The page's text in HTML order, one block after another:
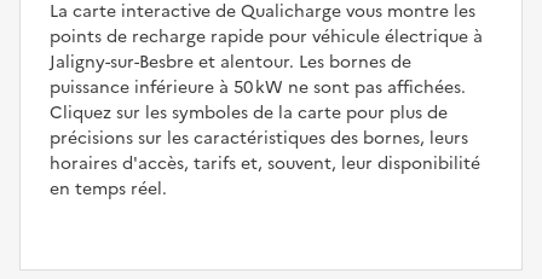
La carte interactive de Qualicharge vous montre les
points de recharge rapide pour véhicule électrique à
Jaligny-sur-Besbre et alentour. Les bornes de
puissance inférieure à 50 kW ne sont pas affichées.
Cliquez sur les symboles de la carte pour plus de
précisions sur les caractéristiques des bornes, leurs
horaires d'accès, tarifs et, souvent, leur disponibilité
en temps réel.